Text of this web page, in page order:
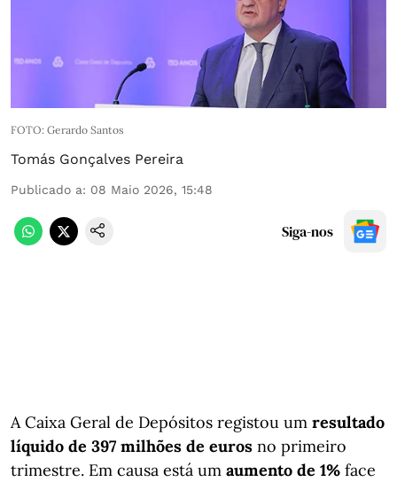
FOTO: Gerardo Santos
Tomás Gonçalves Pereira
Publicado a: 08 Maio 2026, 15:48
Siga-nos
A Caixa Geral de Depósitos registou um resultado
líquido de 397 milhões de euros no primeiro
trimestre. Em causa está um aumento de 1% face